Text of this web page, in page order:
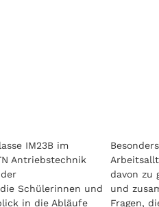
IM23B im
Antriebstechnik
Schülerinnen und
in die Abläufe
davon zu
und
Fragen,